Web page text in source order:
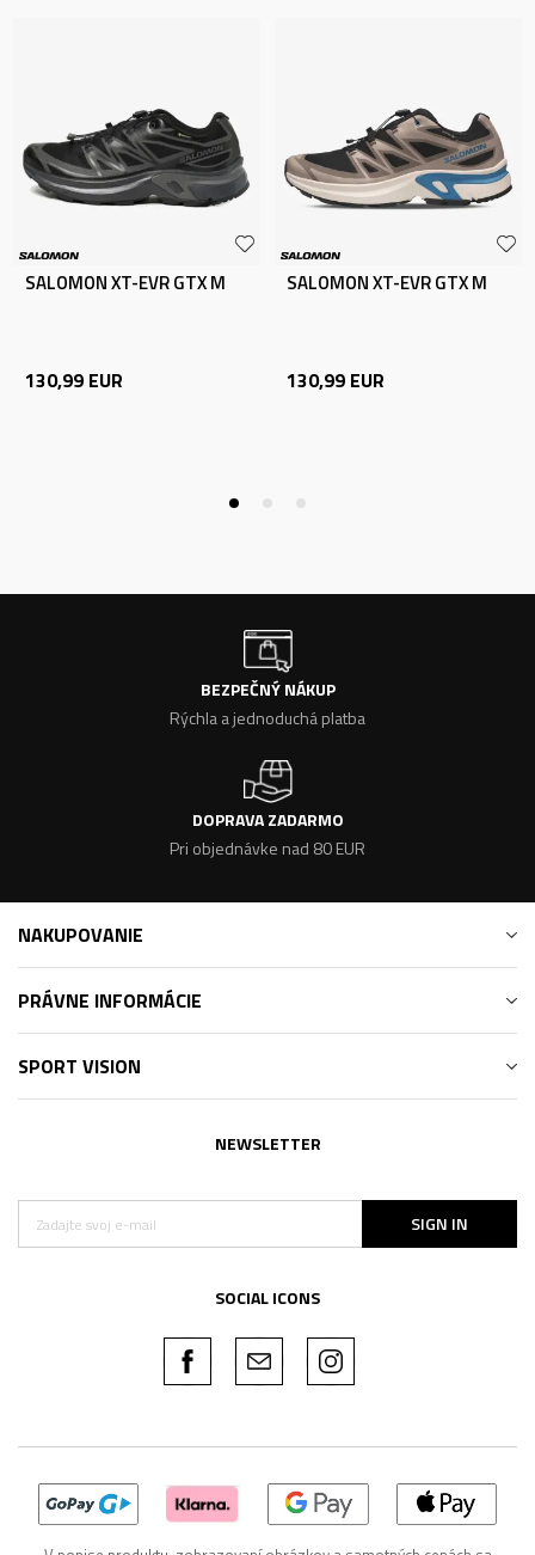
SALOMON XT-EVR GTX M
130,99 EUR
SALOMON XT-EVR GTX M
130,99 EUR
BEZPEČNÝ NÁKUP
Rýchla a jednoduchá platba
DOPRAVA ZADARMO
Pri objednávke nad 80 EUR
NAKUPOVANIE
PRÁVNE INFORMÁCIE
SPORT VISION
NEWSLETTER
SIGN IN
SOCIAL ICONS